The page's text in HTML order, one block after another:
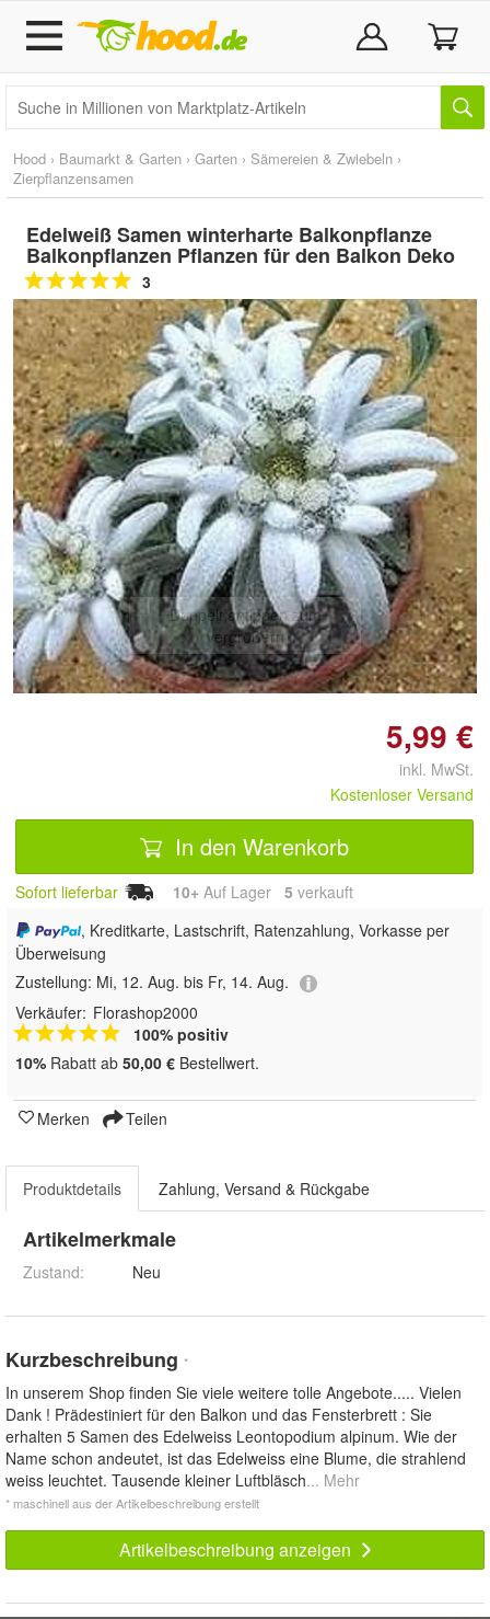
Hood › Baumarkt & Garten › Garten › Sämereien & Zwiebeln ›
Zierpflanzensamen
Edelweiß Samen winterharte Balkonpflanze
Balkonpflanzen Pflanzen für den Balkon Deko
3
Doppelt antippen zum
vergrößern
5,99 €
inkl. MwSt.
Kostenloser Versand
In den Warenkorb
Sofort lieferbar 10+ Auf Lager 5 verkauft
, Kreditkarte, Lastschrift, Ratenzahlung, Vorkasse per
Überweisung
Zustellung: Mi, 12. Aug. bis Fr, 14. Aug.
Verkäufer: Florashop2000
100% positiv
10% Rabatt ab 50,00 € Bestellwert.
Merken Teilen
Produktdetails Zahlung, Versand & Rückgabe
Artikelmerkmale
Zustand: Neu
Kurzbeschreibung *
In unserem Shop finden Sie viele weitere tolle Angebote..... Vielen
Dank ! Prädestiniert für den Balkon und das Fensterbrett : Sie
erhalten 5 Samen des Edelweiss Leontopodium alpinum. Wie der
Name schon andeutet, ist das Edelweiss eine Blume, die strahlend
weiss leuchtet. Tausende kleiner Luftbläsch... Mehr
* maschinell aus der Artikelbeschreibung erstellt
Artikelbeschreibung anzeigen